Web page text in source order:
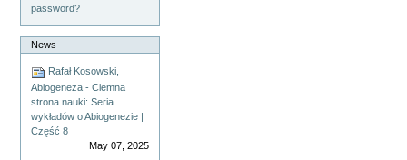
password?
News
Rafał Kosowski,
Abiogeneza - Ciemna
strona nauki: Seria
wykładów o Abiogenezie |
Część 8
May 07, 2025